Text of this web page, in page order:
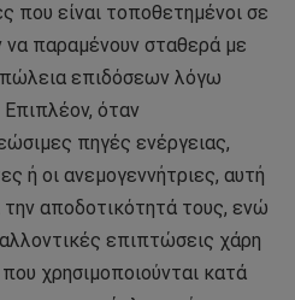
που είναι τοποθετημένοι σε
παραμένουν σταθερά με
επιδόσεων λόγω
όταν
πηγές ενέργειας,
ή οι ανεμογεννήτριες, αυτή
την αποδοτικότητά τους, ενώ
επιπτώσεις χάρη
χρησιμοποιούνται κατά